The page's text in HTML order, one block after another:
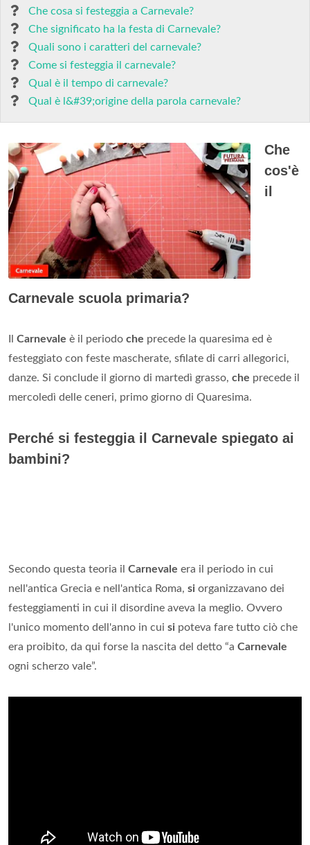
Che cosa si festeggia a Carnevale?
Che significato ha la festa di Carnevale?
Quali sono i caratteri del carnevale?
Come si festeggia il carnevale?
Qual è il tempo di carnevale?
Qual è l&#39;origine della parola carnevale?
Che
cos'è
il
Carnevale scuola primaria?
Carnevale è il periodo che precede la quaresima ed è
festeggiato con feste mascherate, sfilate di carri allegorici,
danze. Si conclude il giorno di martedì grasso, che precede il
mercoledì delle ceneri, primo giorno di Quaresima.
Perché si festeggia il Carnevale spiegato ai
bambini?
Secondo questa teoria il Carnevale era il periodo in cui
nell'antica Grecia e nell'antica Roma, si organizzavano dei
festeggiamenti in cui il disordine aveva la meglio. Ovvero
l'unico momento dell'anno in cui si poteva fare tutto ciò che
era proibito, da qui forse la nascita del detto “a Carnevale
ogni scherzo vale”.